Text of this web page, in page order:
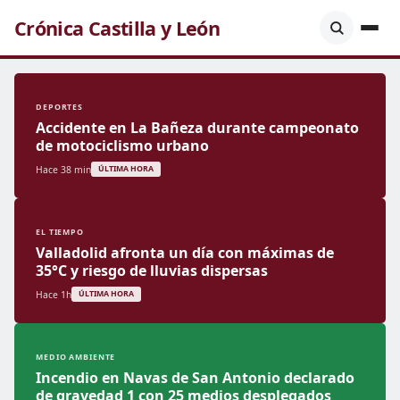
Crónica Castilla y León
DEPORTES
Accidente en La Bañeza durante campeonato
de motociclismo urbano
Hace 38 min ÚLTIMA HORA
EL TIEMPO
Valladolid afronta un día con máximas de
35°C y riesgo de lluvias dispersas
Hace 1h ÚLTIMA HORA
MEDIO AMBIENTE
Incendio en Navas de San Antonio declarado
de gravedad 1 con 25 medios desplegados